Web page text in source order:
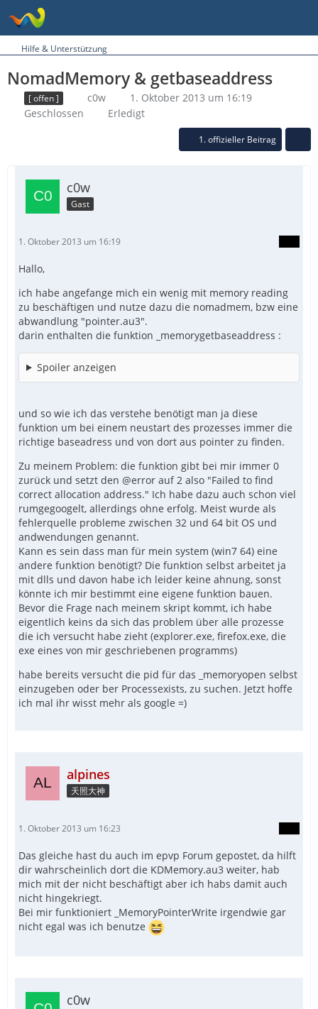
Hilfe & Unterstützung
NomadMemory & getbaseaddress
[ offen ] c0w
1. Oktober 2013 um 16:19
Geschlossen
Erledigt
1. offizieller Beitrag
c0w
Gast
1. Oktober 2013 um 16:19
Hallo,
ich habe angefange mich ein wenig mit memory reading
zu beschäftigen und nutze dazu die nomadmem, bzw eine
abwandlung "pointer.au3".
darin enthalten die funktion _memorygetbaseaddress :
Spoiler anzeigen
und so wie ich das verstehe benötigt man ja diese
funktion um bei einem neustart des prozesses immer die
richtige baseadress und von dort aus pointer zu finden.
Zu meinem Problem: die funktion gibt bei mir immer 0
zurück und setzt den @error auf 2 also "Failed to find
correct allocation address." Ich habe dazu auch schon viel
rumgegoogelt, allerdings ohne erfolg. Meist wurde als
fehlerquelle probleme zwischen 32 und 64 bit OS und
andwendungen genannt.
Kann es sein dass man für mein system (win7 64) eine
andere funktion benötigt? Die funktion selbst arbeitet ja
mit dlls und davon habe ich leider keine ahnung, sonst
könnte ich mir bestimmt eine eigene funktion bauen.
Bevor die Frage nach meinem skript kommt, ich habe
eigentlich keins da sich das problem über alle prozesse
die ich versucht habe zieht (explorer.exe, firefox.exe, die
exe eines von mir geschriebenen programms)
habe bereits versucht die pid für das _memoryopen selbst
einzugeben oder ber Processexists, zu suchen. Jetzt hoffe
ich mal ihr wisst mehr als google =)
alpines
天照大神
1. Oktober 2013 um 16:23
Das gleiche hast du auch im epvp Forum gepostet, da hilft
dir wahrscheinlich dort die KDMemory.au3 weiter, hab
mich mit der nicht beschäftigt aber ich habs damit auch
nicht hingekriegt.
Bei mir funktioniert _MemoryPointerWrite irgendwie gar
nicht egal was ich benutze
c0w